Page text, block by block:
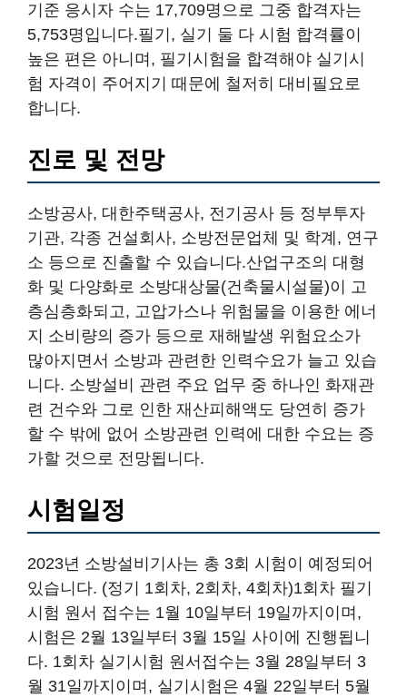
기준 응시자 수는 17,709명으로 그중 합격자는
5,753명입니다.필기, 실기 둘 다 시험 합격률이
높은 편은 아니며, 필기시험을 합격해야 실기시
험 자격이 주어지기 때문에 철저히 대비필요로
합니다.
진로 및 전망
소방공사, 대한주택공사, 전기공사 등 정부투자
기관, 각종 건설회사, 소방전문업체 및 학계, 연구
소 등으로 진출할 수 있습니다.산업구조의 대형
화 및 다양화로 소방대상물(건축물시설물)이 고
층심층화되고, 고압가스나 위험물을 이용한 에너
지 소비량의 증가 등으로 재해발생 위험요소가
많아지면서 소방과 관련한 인력수요가 늘고 있습
니다. 소방설비 관련 주요 업무 중 하나인 화재관
련 건수와 그로 인한 재산피해액도 당연히 증가
할 수 밖에 없어 소방관련 인력에 대한 수요는 증
가할 것으로 전망됩니다.
시험일정
2023년 소방설비기사는 총 3회 시험이 예정되어
있습니다. (정기 1회차, 2회차, 4회차)1회차 필기
시험 원서 접수는 1월 10일부터 19일까지이며,
시험은 2월 13일부터 3월 15일 사이에 진행됩니
다. 1회차 실기시험 원서접수는 3월 28일부터 3
월 31일까지이며, 실기시험은 4월 22일부터 5월